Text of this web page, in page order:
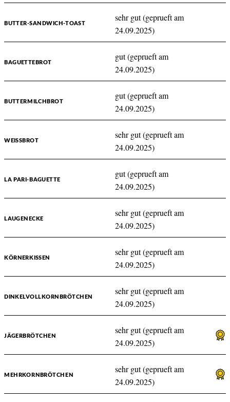
BUTTER-SANDWICH-TOAST
sehr gut (geprueft am
24.09.2025)
BAGUETTEBROT
gut (geprueft am
24.09.2025)
BUTTERMILCHBROT
gut (geprueft am
24.09.2025)
WEISSBROT
sehr gut (geprueft am
24.09.2025)
LA PARI-BAGUETTE
gut (geprueft am
24.09.2025)
LAUGENECKE
sehr gut (geprueft am
24.09.2025)
KÖRNERKISSEN
sehr gut (geprueft am
24.09.2025)
DINKELVOLLKORNBRÖTCHEN
sehr gut (geprueft am
24.09.2025)
JÄGERBRÖTCHEN
sehr gut (geprueft am
24.09.2025)
MEHRKORNBRÖTCHEN
sehr gut (geprueft am
24.09.2025)